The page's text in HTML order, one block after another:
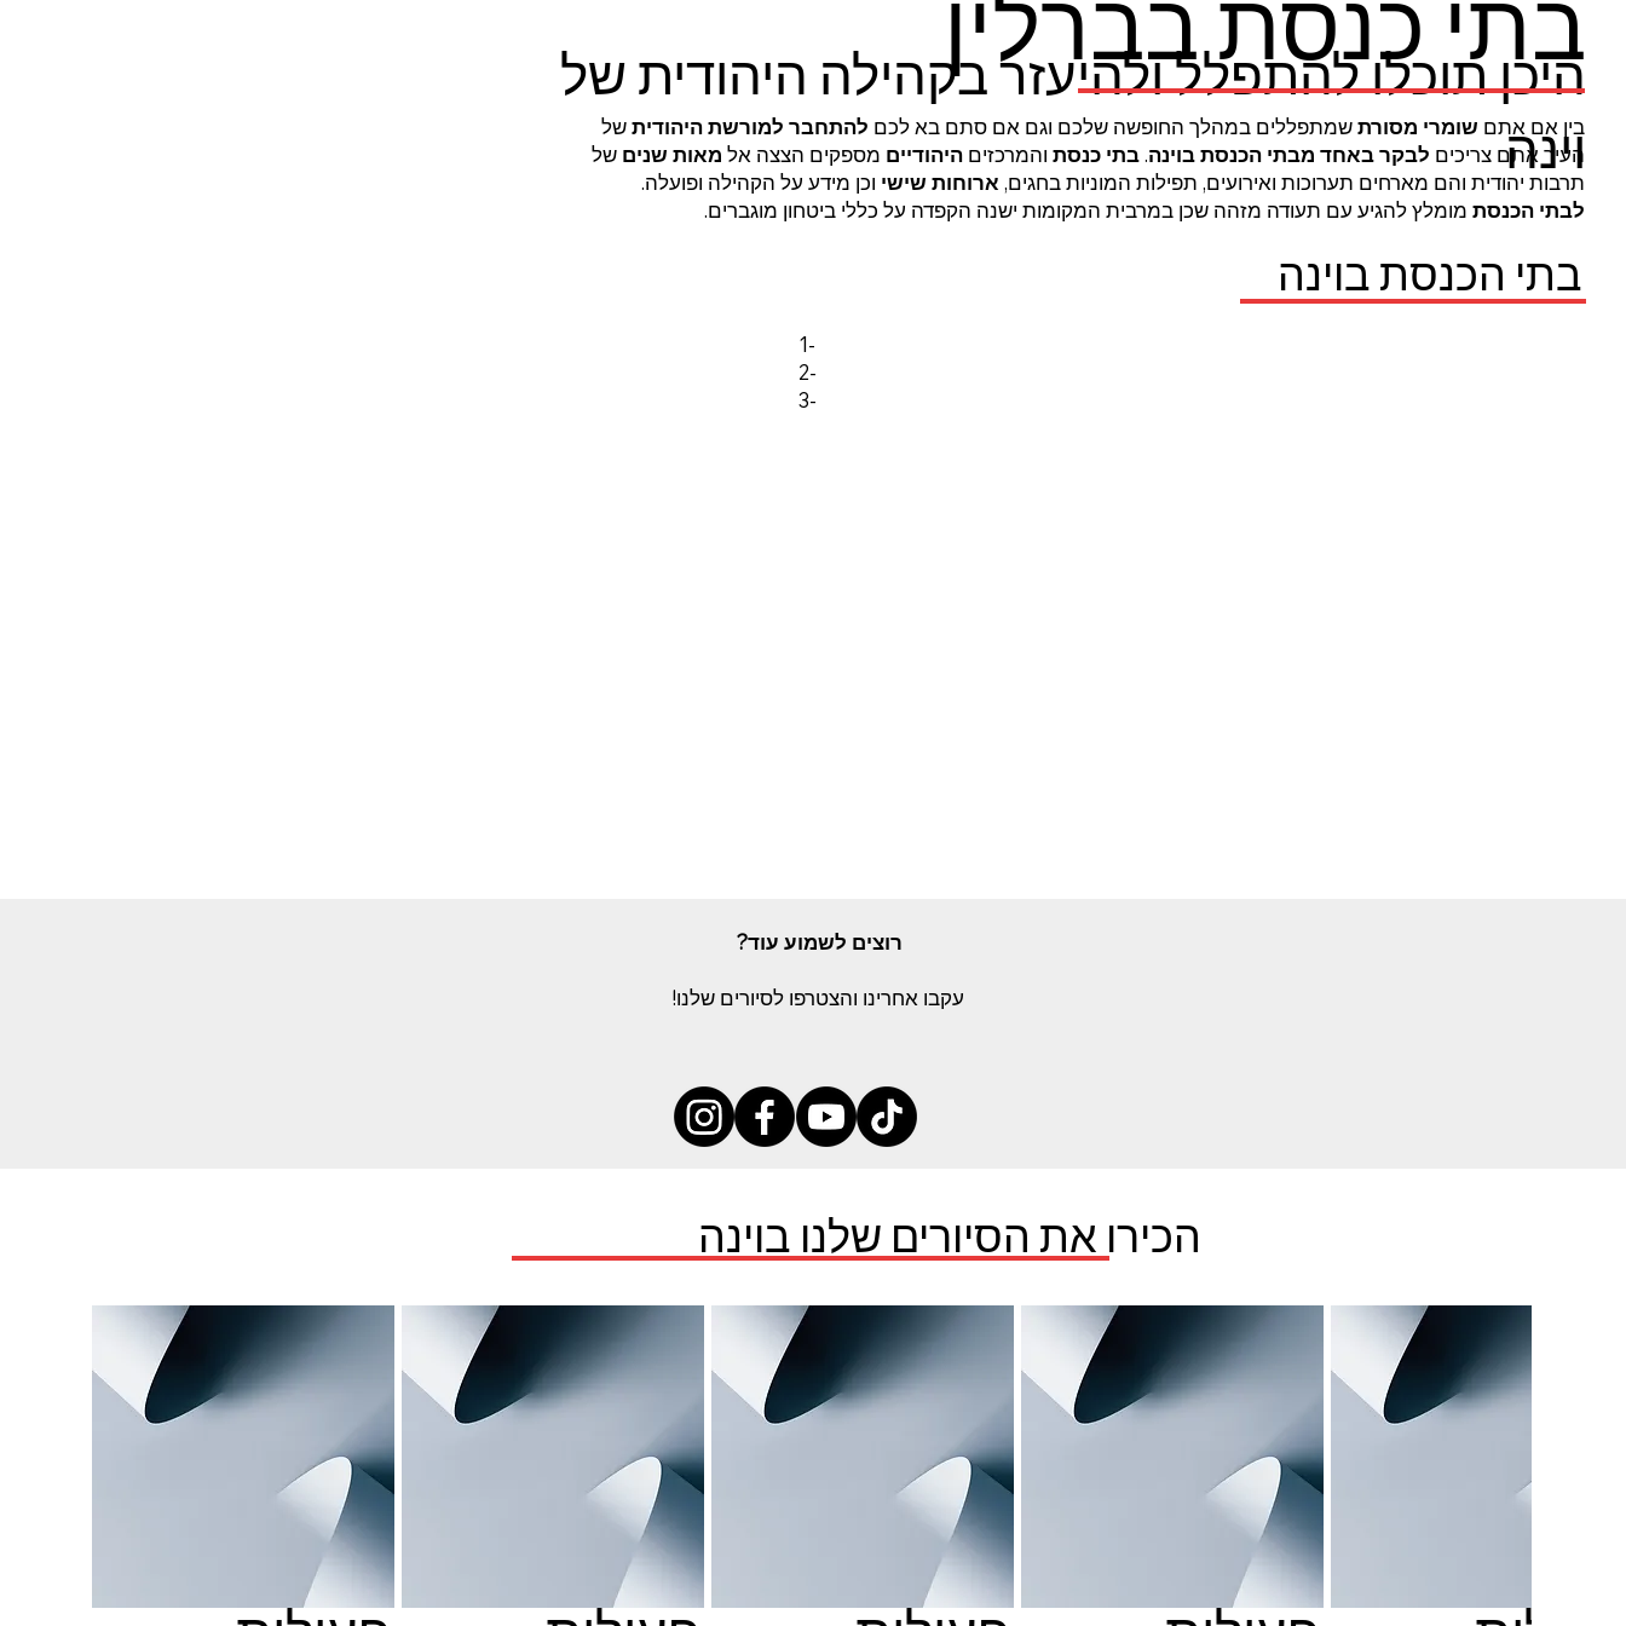
בתי כנסת בברלין
היכן תוכלו להתפלל ולהיעזר בקהילה היהודית של
וינה
בין אם אתם שומרי מסורתשמתפללים במהלך החופשה שלכם וגם אם סתם בא לכם להתחבר למורשת היהודיתשל
העיר אתם צריכים לבקר באחד מבתי הכנסת בוינה.בתי כנסת והמרכזים היהודיים מספקים הצצה אל מאות שנים של
תרבות יהודית והם מארחים תערוכות ואירועים, תפילות המוניות בחגים, ארוחות שישי וכן מידע על הקהילה ופועלה.
לבתי הכנסתמומלץ להגיע עם תעודה מזהה שכן במרבית המקומות ישנה הקפדה על כללי ביטחון מוגברים.
רוצים לשמוע עוד?
עקבו אחרינו והצטרפו לסיורים שלנו!
בתי הכנסת בוינה
1-
2-
3-
הכירו את הסיורים שלנו בוינה